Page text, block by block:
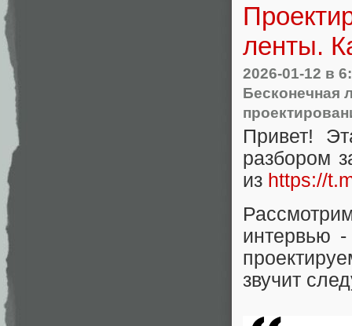
ленты.
2026-01-12 в
Бесконечная
Привет!
разбором
из https://
интервью
звучит